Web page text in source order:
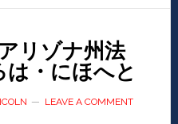
リゾナ州法
・にほへと
LEAVE A COMMENT